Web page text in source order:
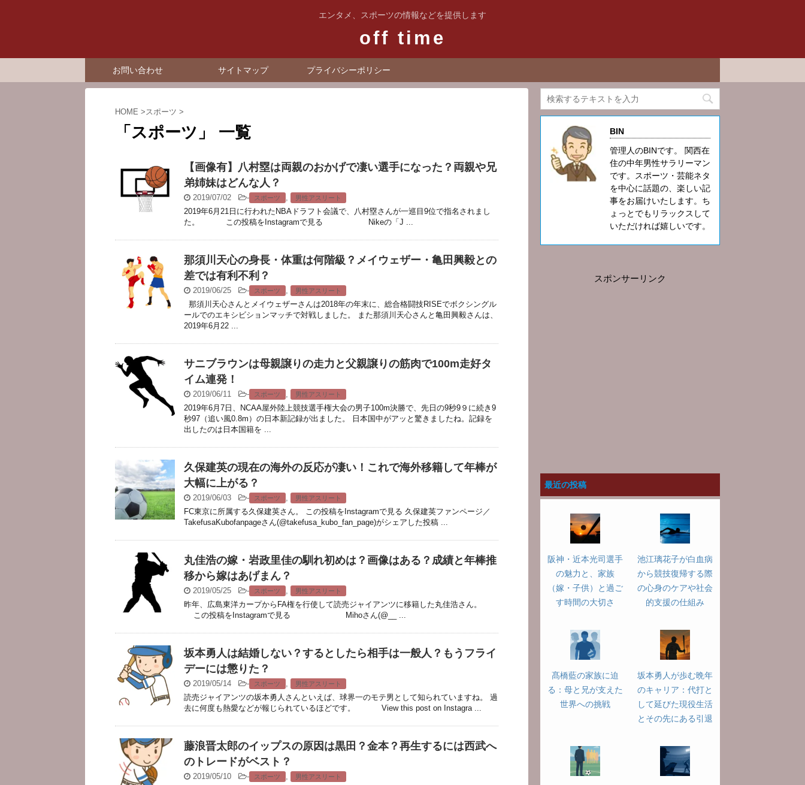
エンタメ、スポーツの情報などを提供します
off time
お問い合わせ サイトマップ プライバシーポリシー
HOME >スポーツ >
「スポーツ」 一覧
【画像有】八村塁は両親のおかげで凄い選手になった？両親や兄
弟姉妹はどんな人？
2019/07/02 - スポーツ , 男性アスリート
2019年6月21日に行われたNBAドラフト会議で、八村塁さんが一巡目9位で指名されまし
た。 この投稿をInstagramで見る Nikeの「J ...
那須川天心の身長・体重は何階級？メイウェザー・亀田興毅との
差では有利不利？
2019/06/25 - スポーツ , 男性アスリート
那須川天心さんとメイウェザーさんは2018年の年末に、総合格闘技RISEでボクシングル
ールでのエキシビションマッチで対戦しました。 また那須川天心さんと亀田興毅さんは、
2019年6月22 ...
サニブラウンは母親譲りの走力と父親譲りの筋肉で100m走好タ
イム連発！
2019/06/11 - スポーツ , 男性アスリート
2019年6月7日、NCAA屋外陸上競技選手権大会の男子100m決勝で、先日の9秒9９に続き9
秒97（追い風0.8m）の日本新記録が出ました。 日本国中がアッと驚きましたね。記録を
出したのは日本国籍を ...
久保建英の現在の海外の反応が凄い！これで海外移籍して年棒が
大幅に上がる？
2019/06/03 - スポーツ , 男性アスリート
FC東京に所属する久保建英さん。 この投稿をInstagramで見る 久保建英ファンページ／
TakefusaKubofanpageさん(@takefusa_kubo_fan_page)がシェアした投稿 ...
丸佳浩の嫁・岩政里佳の馴れ初めは？画像はある？成績と年棒推
移から嫁はあげまん？
2019/05/25 - スポーツ , 男性アスリート
昨年、広島東洋カープからFA権を行使して読売ジャイアンツに移籍した丸佳浩さん。
この投稿をInstagramで見る Mihoさん(@__ ...
坂本勇人は結婚しない？するとしたら相手は一般人？もうフライ
デーには懲りた？
2019/05/14 - スポーツ , 男性アスリート
読売ジャイアンツの坂本勇人さんといえば、球界一のモテ男として知られていますね。 過
去に何度も熱愛などが報じられているほどです。 View this post on Instagra ...
藤浪晋太郎のイップスの原因は黒田？金本？再生するには西武へ
のトレードがベスト？
2019/05/10 - スポーツ , 男性アスリート
BIN
管理人のBINです。 関西在
住の中年男性サラリーマン
です。スポーツ・芸能ネタ
を中心に話題の、楽しい記
事をお届けいたします。ち
ょっとでもリラックスして
いただければ嬉しいです。
スポンサーリンク
最近の投稿
阪神・近本光司選手
の魅力と、家族
（嫁・子供）と過ご
す時間の大切さ
池江璃花子が白血病
から競技復帰する際
の心身のケアや社会
的支援の仕組み
髙橋藍の家族に迫
る：母と兄が支えた
世界への挑戦
坂本勇人が歩む晩年
のキャリア：代打と
して延びた現役生活
とその先にある引退